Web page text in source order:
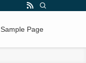
Sample Page